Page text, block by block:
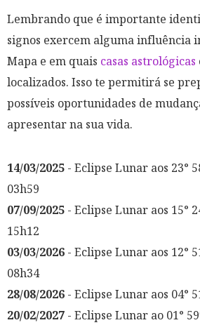
Lembrando que é importante
signos exercem alguma influência
Mapa e em quais casas astrológicas
localizados. Isso te permitirá se
possíveis oportunidades de
apresentar na sua vida.
14/03/2025 - Eclipse Lunar aos 23°
03h59
07/09/2025 - Eclipse Lunar aos 15°
15h12
03/03/2026 - Eclipse Lunar aos 12°
08h34
28/08/2026 - Eclipse Lunar aos 04°
20/02/2027 - Eclipse Lunar ao 01°